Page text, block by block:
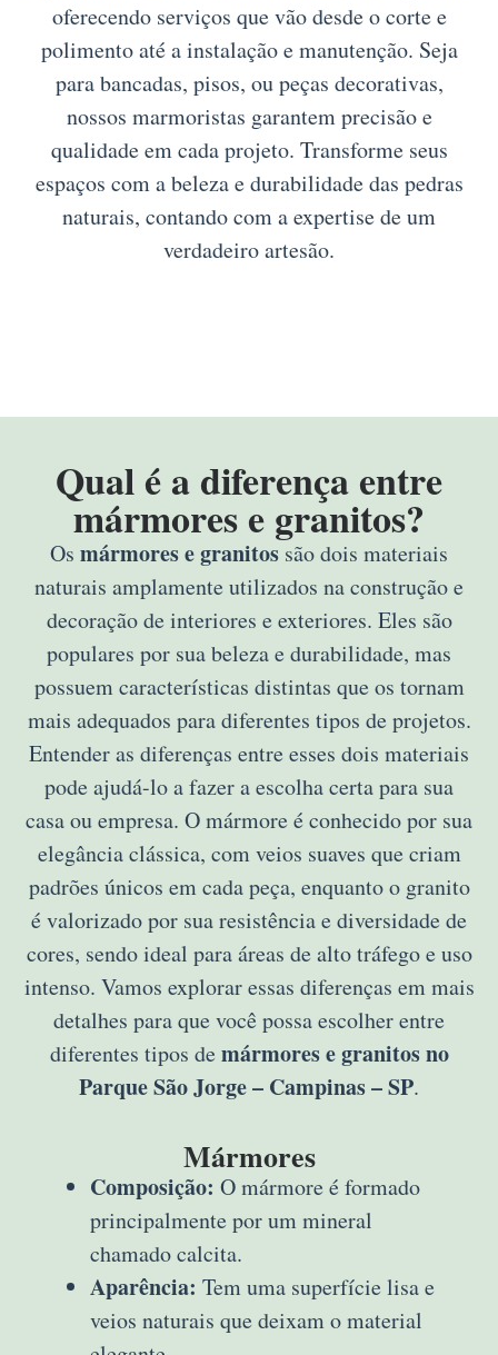
oferecendo serviços que vão desde o corte e
polimento até a instalação e manutenção. Seja
para bancadas, pisos, ou peças decorativas,
nossos marmoristas garantem precisão e
qualidade em cada projeto. Transforme seus
espaços com a beleza e durabilidade das pedras
naturais, contando com a expertise de um
verdadeiro artesão.
Qual é a diferença entre
mármores e granitos?
Os mármores e granitos são dois materiais
naturais amplamente utilizados na construção e
decoração de interiores e exteriores. Eles são
populares por sua beleza e durabilidade, mas
possuem características distintas que os tornam
mais adequados para diferentes tipos de projetos.
Entender as diferenças entre esses dois materiais
pode ajudá-lo a fazer a escolha certa para sua
casa ou empresa. O mármore é conhecido por sua
elegância clássica, com veios suaves que criam
padrões únicos em cada peça, enquanto o granito
é valorizado por sua resistência e diversidade de
cores, sendo ideal para áreas de alto tráfego e uso
intenso. Vamos explorar essas diferenças em mais
detalhes para que você possa escolher entre
diferentes tipos de mármores e granitos no
Parque São Jorge – Campinas – SP.
Mármores
Composição: O mármore é formado
principalmente por um mineral
chamado calcita.
Aparência: Tem uma superfície lisa e
veios naturais que deixam o material